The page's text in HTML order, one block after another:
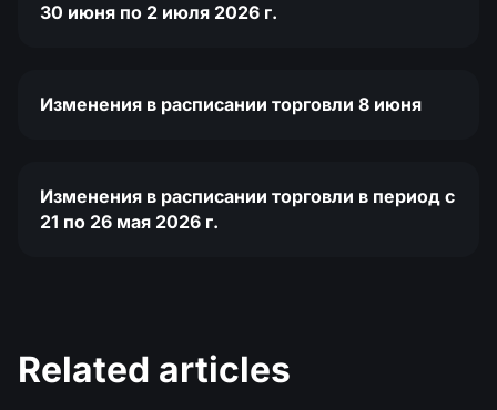
30 июня по 2 июля 2026 г.
Изменения в расписании торговли 8 июня
Изменения в расписании торговли в период с
21 по 26 мая 2026 г.
Related articles